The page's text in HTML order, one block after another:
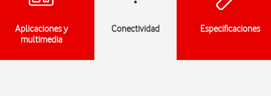
Aplicaciones y
multimedia
Conectividad Especificaciones